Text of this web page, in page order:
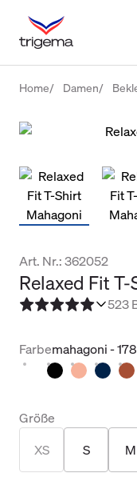
Home Damen
Art. Nr.: 362052
Relaxed Fit
523
Farbemahagoni - 178
Größe
XS S M